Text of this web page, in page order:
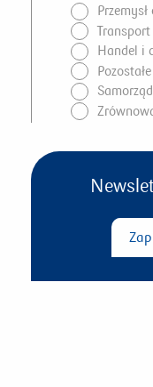
Handel i